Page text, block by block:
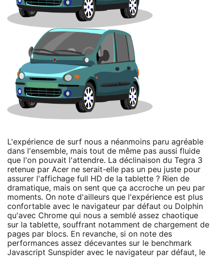
L'expérience de surf nous a néanmoins paru agréable
dans l'ensemble, mais tout de même pas aussi fluide
que l'on pouvait l'attendre. La déclinaison du Tegra 3
retenue par Acer ne serait-elle pas un peu juste pour
assurer l'affichage full HD de la tablette ? Rien de
dramatique, mais on sent que ça accroche un peu par
moments. On note d'ailleurs que l'expérience est plus
confortable avec le navigateur par défaut ou Dolphin
qu'avec Chrome qui nous a semblé assez chaotique
sur la tablette, souffrant notamment de chargement de
pages par blocs. En revanche, si on note des
performances assez décevantes sur le benchmark
Javascript Sunspider avec le navigateur par défaut, le